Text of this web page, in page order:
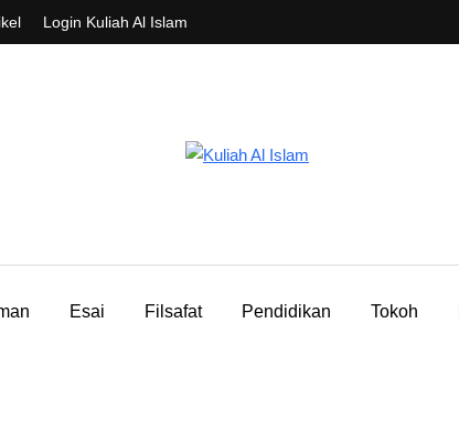
Login Kuliah Al Islam
Esai Filsafat Pendidikan Tokoh